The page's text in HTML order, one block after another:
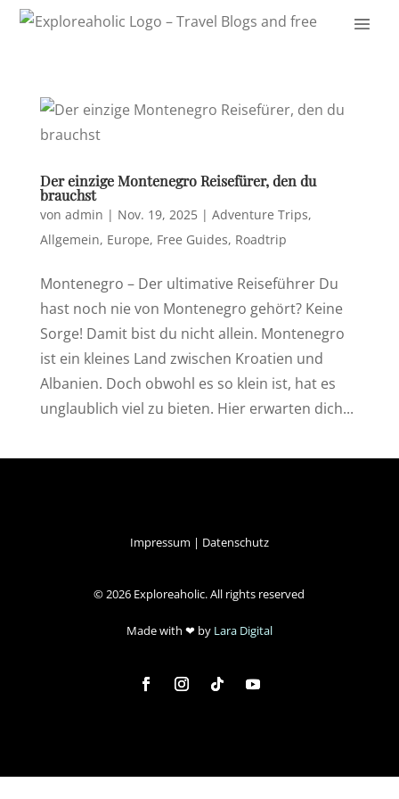
Der einzige Montenegro Reisefürer, den du
brauchst
von admin | Nov. 19, 2025| Adventure Trips,
Allgemein, Europe, Free Guides, Roadtrip
Montenegro – Der ultimative Reiseführer Du
hast noch nie von Montenegro gehört? Keine
Sorge! Damit bist du nicht allein. Montenegro
ist ein kleines Land zwischen Kroatien und
Albanien. Doch obwohl es so klein ist, hat es
unglaublich viel zu bieten. Hier erwarten dich...
Impressum | Datenschutz
© 2026 Exploreaholic. All rights reserved
Made with ❤ byLara Digital